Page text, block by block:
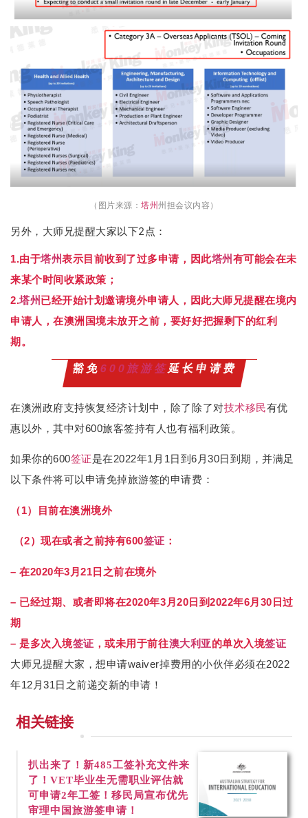
（图片来源：塔州州担会议内容）
另外，大师兄提醒大家以下2点：
1.由于塔州表示目前收到了过多申请，因此塔州有可能会在未
来某个时间收紧政策；
2.塔州已经开始计划邀请境外申请人，因此大师兄提醒在境内
申请人，在澳洲国境未放开之前，要好好把握剩下的红利
期。
豁免600旅游签延长申请费
在澳洲政府支持恢复经济计划中，除了除了对技术移民有优
惠以外，其中对600旅客签持有人也有福利政策。
如果你的600签证是在2022年1月1日到6月30日到期，并满足
以下条件将可以申请免掉旅游签的申请费：
（1）目前在澳洲境外
（2）现在或者之前持有600签证 ：
– 在2020年3月21日之前在境外
– 已经过期、或者即将在2020年3月20日到2022年6月30日过
期
– 是多次入境签证 ，或未用于前往澳大利亚的单次入境签证
大师兄提醒大家，想申请waiver掉费用的小伙伴必须在2022
年12月31日之前递交新的申请！
相关链接
扒出来了！新485工签补充文件来
了！VET毕业生无需职业评估就
可申请2年工签！移民局宣布优先
审理中国旅游签申请！